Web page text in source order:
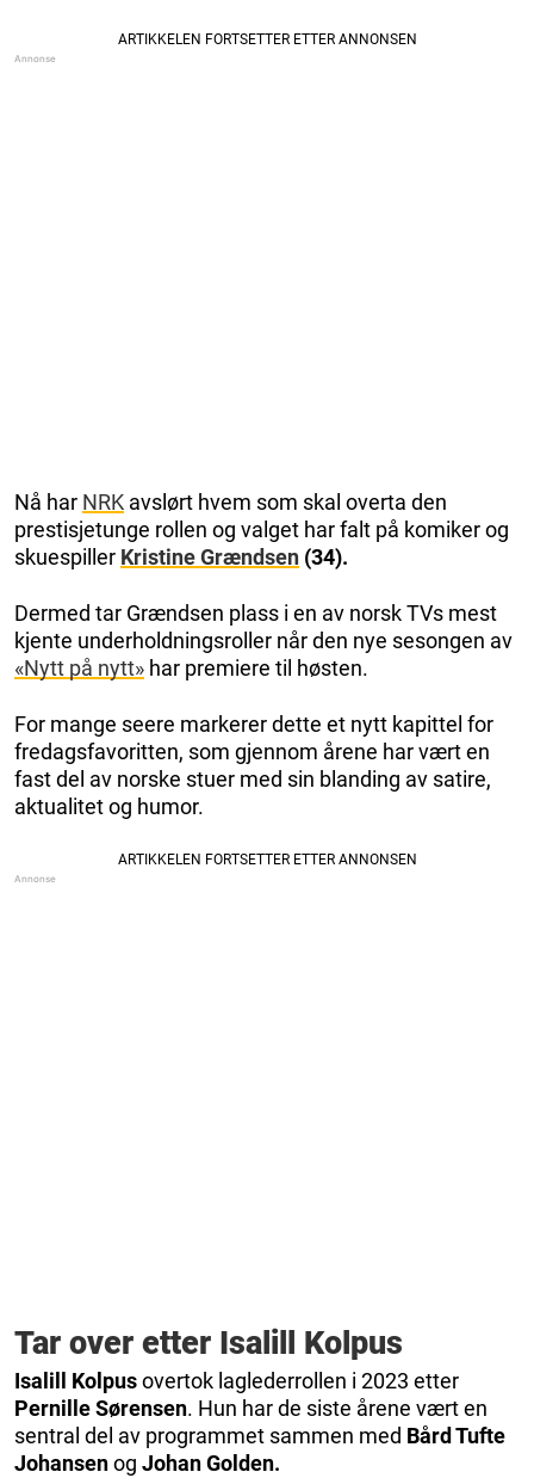
Nå har NRK avslørt hvem som skal overta den
prestisjetunge rollen og valget har falt på komiker og
skuespiller Kristine Grændsen (34).
Dermed tar Grændsen plass i en av norsk TVs mest
kjente underholdningsroller når den nye sesongen av
«Nytt på nytt» har premiere til høsten.
For mange seere markerer dette et nytt kapittel for
fredagsfavoritten, som gjennom årene har vært en
fast del av norske stuer med sin blanding av satire,
aktualitet og humor.
Tar over etter Isalill Kolpus
Isalill Kolpusovertok laglederrollen i 2023 etter
Pernille Sørensen. Hun har de siste årene vært en
sentral del av programmet sammen med Bård Tufte
Johansenog Johan Golden.